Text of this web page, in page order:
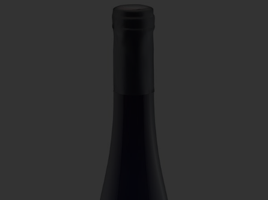
Le deuxième est « Feuilles d’automne », baptisé selon
le poème de Victor Hugo, qui aurait dormi pas loin de
nos vignes... C’est un assemblage d’auxerrois, pinot
Le troisième est un 100% pinot noir rouge. Il a été
Domaine du Stromberg - Pinot